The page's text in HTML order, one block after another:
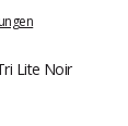
Lite Noir